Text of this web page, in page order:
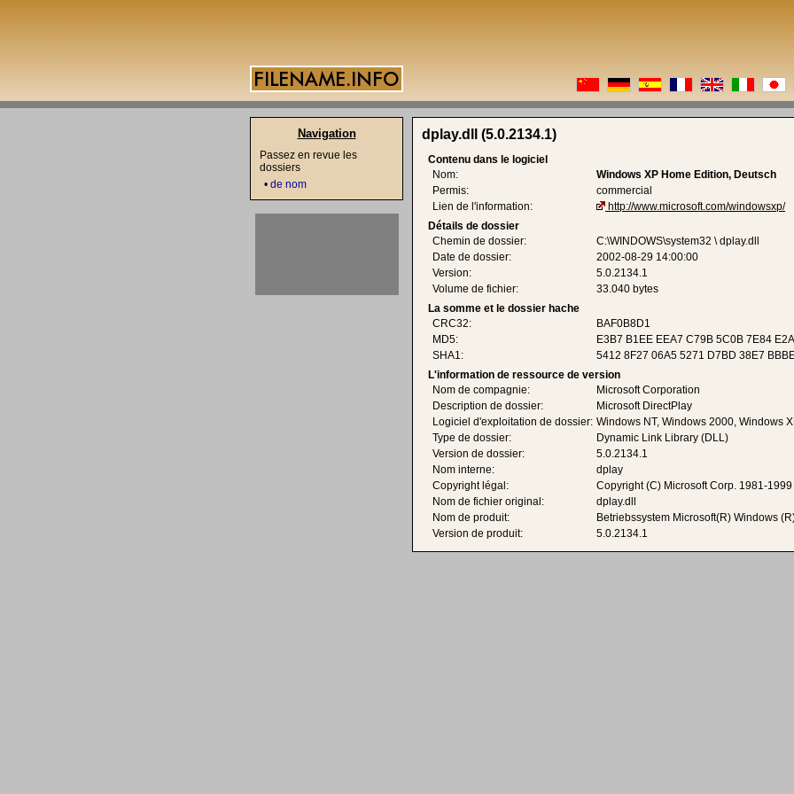
dplay.dll (5.0.2134.1)
Contenu dans le logiciel
Nom:
Windows XP Home Edition, Deutsch
Permis:
commercial
Lien de l'information:
http://www.microsoft.com/windowsxp/
Détails de dossier
Chemin de dossier:
C:\WINDOWS\system32 \ dplay.dll
Date de dossier:
2002-08-29 14:00:00
Version:
5.0.2134.1
Volume de fichier:
33.040 bytes
La somme et le dossier hache
CRC32:
BAF0B8D1
MD5:
E3B7 B1EE EEA7 C79B 5C0B 7E84
SHA1:
5412 8F27 06A5 5271 D7BD 38E7
L'information de ressource de version
Nom de compagnie:
Microsoft Corporation
Description de dossier:
Microsoft DirectPlay
Logiciel d'exploitation de dossier: Windows NT, Windows 2000, Windows
Type de dossier:
Dynamic Link Library (DLL)
Version de dossier:
5.0.2134.1
Nom interne:
dplay
Copyright légal:
Copyright (C) Microsoft Corp. 1981-1999
Nom de fichier original:
dplay.dll
Nom de produit:
Betriebssystem Microsoft(R) Windows
Version de produit:
5.0.2134.1
Navigation
Passez en revue les
dossiers
• de nom